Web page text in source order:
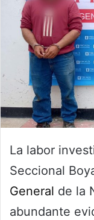
La labor
Seccional
General de la
abundante